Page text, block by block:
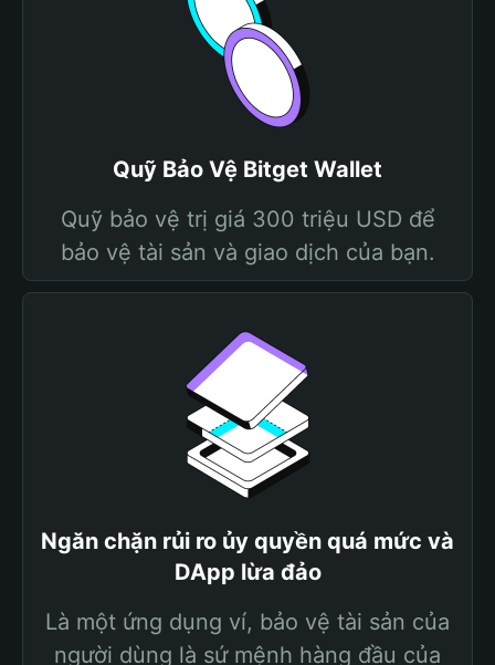
Quỹ Bảo Vệ Bitget Wallet
Quỹ bảo vệ trị giá 300 triệu USD để
bảo vệ tài sản và giao dịch của bạn.
Ngăn chặn rủi ro ủy quyền quá mức và
DApp lừa đảo
Là một ứng dụng ví, bảo vệ tài sản của
người dùng là sứ mệnh hàng đầu của